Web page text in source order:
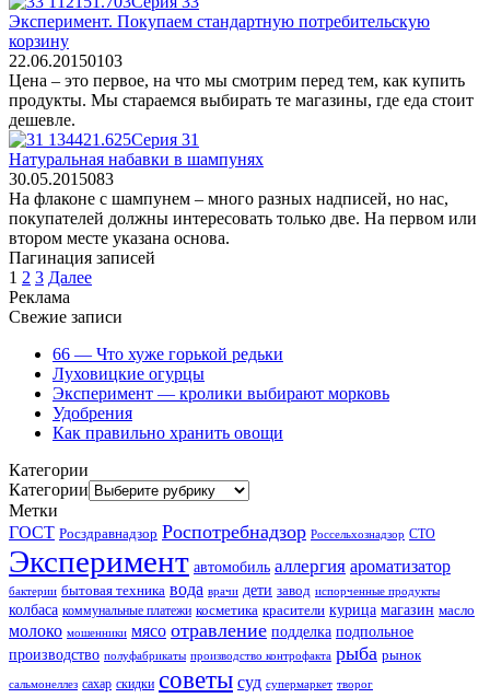
Эксперимент. Покупаем стандартную потребительскую
корзину
22.06.20150103
Цена – это первое, на что мы смотрим перед тем, как купить
продукты. Мы стараемся выбирать те магазины, где еда стоит
дешевле.
Серия 31
Натуральная набавки в шампунях
30.05.2015083
На флаконе с шампунем – много разных надписей, но нас,
покупателей должны интересовать только две. На первом или
втором месте указана основа.
Пагинация записей
1 2 3 Далее
Реклама
Свежие записи
66 — Что хуже горькой редьки
Луховицкие огурцы
Эксперимент — кролики выбирают морковь
Удобрения
Как правильно хранить овощи
Категории
Категории
Метки
ГОСТ Росздравнадзор Роспотребнадзор Россельхознадзор СТО
Эксперимент автомобиль аллергия ароматизатор
бактерии бытовая техника вода врачи дети завод испорченные продукты
колбаса коммунальные платежи косметика красители курица магазин масло
молоко мошенники мясо отравление подделка подпольное
производство полуфабрикаты производство контрофакта рыба рынок
сальмонеллез сахар скидки советы суд супермаркет творог